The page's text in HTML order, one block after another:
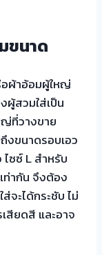
ขนาด
อผ้าอ้อมผู้ใหญ่
ผู้สวมใส่เป็น
ที่วางขาย
งขนาดรอบเอว
ไซซ์ L สำหรับ
ท่ากัน จึงต้อง
จะได้กระชับ ไม่
สียดสี และอาจ